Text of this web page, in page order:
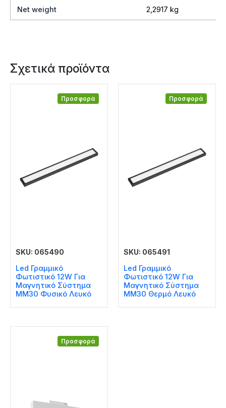
Net weight 2,2917 kg
Σχετικά προϊόντα
Προσφορά
SKU: 065490
Led Γραμμικό
Φωτιστικό 12W Για
Μαγνητικό Σύστημα
MM30 Φυσικό Λευκό
Προσφορά
SKU: 065491
Led Γραμμικό
Φωτιστικό 12W Για
Μαγνητικό Σύστημα
MM30 Θερμό Λευκό
Προσφορά